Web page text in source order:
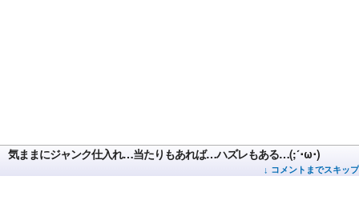
気ままにジャンク仕入れ…当たりもあれば…ハズレもある…(;´･ω･)
↓ コメントまでスキップ